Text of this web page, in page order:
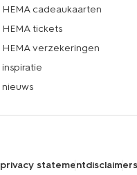
HEMA cadeaukaarten
HEMA tickets
HEMA verzekeringen
inspiratie
nieuws
privacy statementdisclaimer